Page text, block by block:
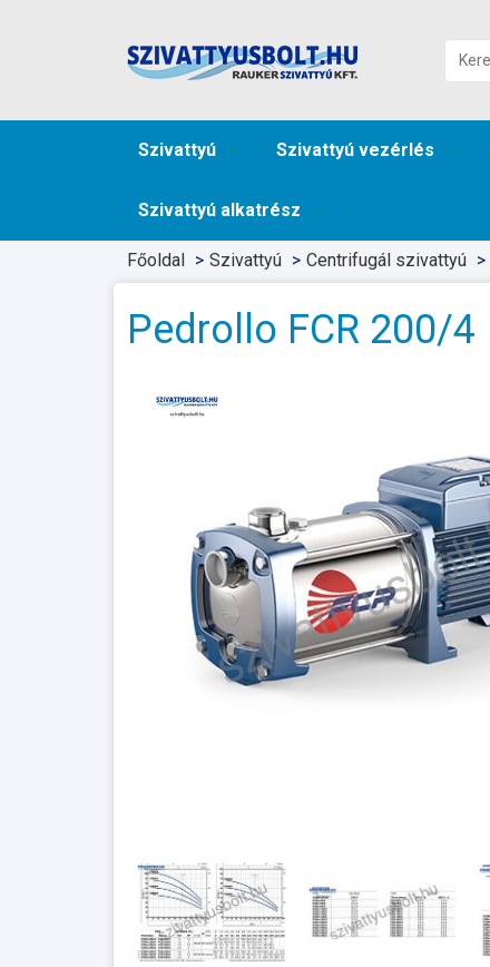
Szivattyú Szivattyú vezérlés
Szivattyú alkatrész
Főoldal Szivattyú Centrifugál szivattyú
Pedrollo FCR 200/4